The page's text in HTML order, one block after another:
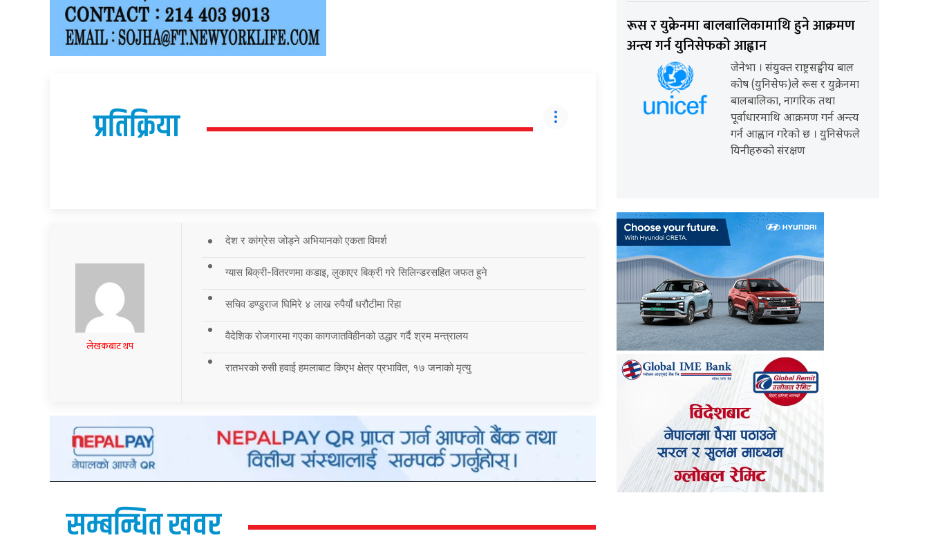
प्रतिक्रिया
लेखकबाट थप
देश र कांग्रेस जोड्ने अभियानको एकता विमर्श
ग्यास बिक्री-वितरणमा कडाइ, लुकाएर बिक्री गरे सिलिन्डरसहित जफत हुने
सचिव डण्डुराज घिमिरे ४ लाख रुपैयाँ धरौटीमा रिहा
वैदेशिक रोजगारमा गएका कागजातविहीनको उद्धार गर्दै श्रम मन्त्रालय
रातभरको रुसी हवाई हमलाबाट किएभ क्षेत्र प्रभावित, १७ जनाको मृत्यु
सम्बन्धित खवर
रूस र युक्रेनमा बालबालिकामाथि हुने आक्रमण
अन्त्य गर्न युनिसेफको आह्वान
जेनेभा । संयुक्त राष्ट्रसङ्घीय बाल
कोष (युनिसेफ)ले रूस र युक्रेनमा
बालबालिका, नागरिक तथा
पूर्वाधारमाथि आक्रमण गर्न अन्त्य
गर्न आह्वान गरेको छ । युनिसेफले
यिनीहरुको संरक्षण